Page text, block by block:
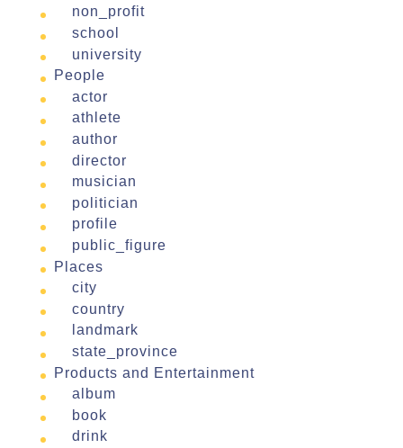
non_profit
school
university
People
actor
athlete
author
director
musician
politician
profile
public_figure
Places
city
country
landmark
state_province
Products and Entertainment
album
book
drink